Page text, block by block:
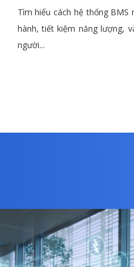
Tìm hiểu cách hệ thống BMS
hành, tiết kiệm năng lượng,
người...